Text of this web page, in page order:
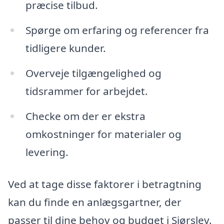
præcise tilbud.
Spørge om erfaring og referencer fra
tidligere kunder.
Overveje tilgængelighed og
tidsrammer for arbejdet.
Checke om der er ekstra
omkostninger for materialer og
levering.
Ved at tage disse faktorer i betragtning
kan du finde en anlægsgartner, der
passer til dine behov og budget i Sjørslev.